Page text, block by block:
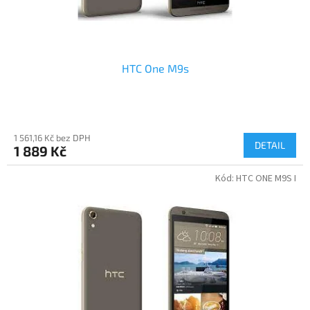
HTC One M9s
1 561,16 Kč bez DPH
1 889 Kč DETAIL
Kód: HTC ONE M9S I